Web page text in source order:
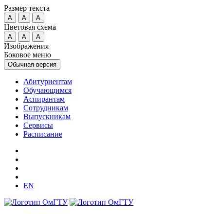
Размер текста
A A A
Цветовая схема
A A A
Изображения
Боковое меню
Обычная версия
Абитуриентам
Обучающимся
Аспирантам
Сотрудникам
Выпускникам
Сервисы
Расписание
EN